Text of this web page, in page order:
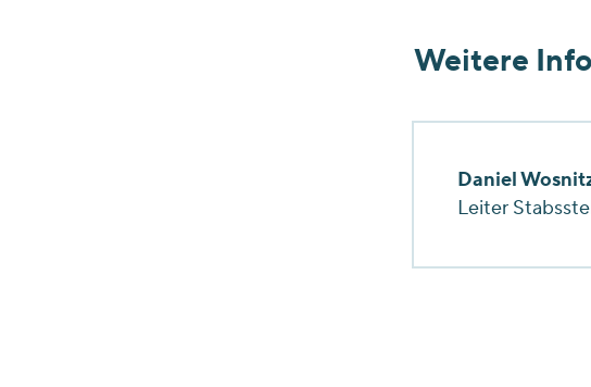
Weitere
Daniel
Leiter